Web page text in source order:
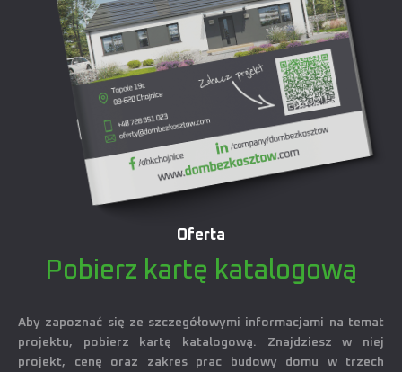
Oferta
Pobierz kartę katalogową
Aby zapoznać się ze szczegółowymi informacjami na temat
projektu, pobierz kartę katalogową. Znajdziesz w niej
projekt, cenę oraz zakres prac budowy domu w trzech